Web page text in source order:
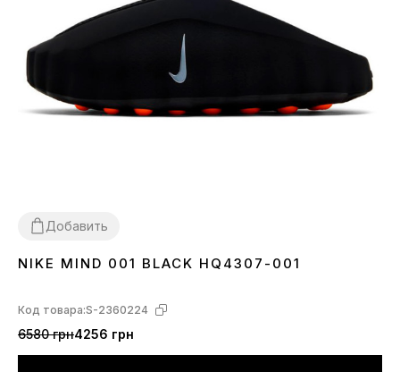
Добавить
3637 38 39 40 41 42 434445
NIKE MIND 001 BLACK HQ4307-001
Код товара:S-2360224
6580 грн4256 грн